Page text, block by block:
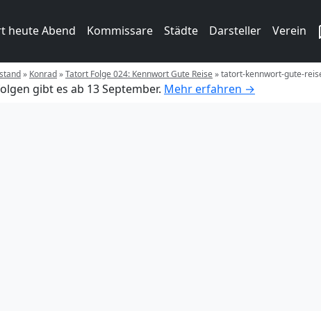
heute Abend Kommissare Städte Darsteller Verein
» Konrad»Tatort Folge 024: Kennwort Gute Reise»tatort-kennwort-gute-
gibt es ab 13 September. Mehr erfahren →